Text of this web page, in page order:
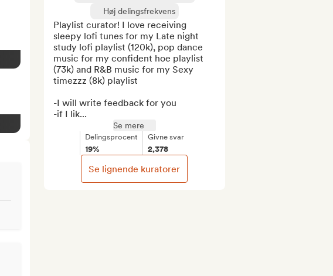
Høj delingsfrekvens
Playlist curator! I love receiving
sleepy lofi tunes for my Late night
study lofi playlist (120k), pop dance
music for my confident hoe playlist
(73k) and R&B music for my Sexy
timezzz (8k) playlist
-I will write feedback for you
-if I lik...
Se mere
Delingsprocent
19%
Givne svar
2,378
Se lignende kuratorer